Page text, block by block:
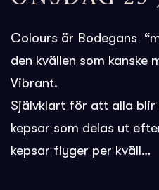
Colours är Bodegans
den kvällen som kanske
Vibrant.
Självklart för att alla blir
kepsar som delas ut
kepsar flyger per kväll…